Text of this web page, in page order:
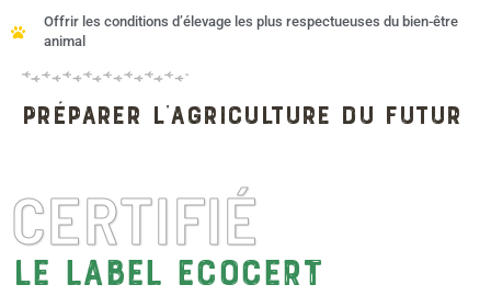
Offrir les conditions d’élevage les plus respectueuses du bien-être
animal
Préparer l'agriculture du futur
CERTIFIÉ
Le label Ecocert